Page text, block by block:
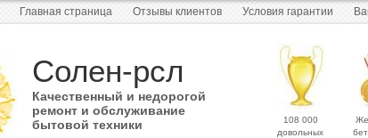
Главная страница Отзывы клиентов Условия гарантии
Солен-рсл
Качественный и недорогой
ремонт и обслуживание
бытовой техники
108 000
довольных